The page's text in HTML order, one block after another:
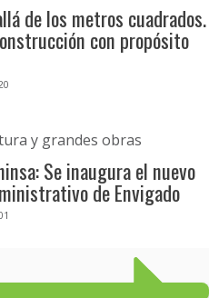
de los metros cuadrados.
con propósito
y grandes obras
Se inaugura el nuevo
de Envigado